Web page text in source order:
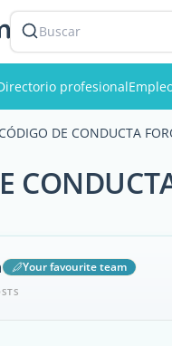
Buscar
profesional
CÓDIGO DE CONDUCTA
Your favourite team